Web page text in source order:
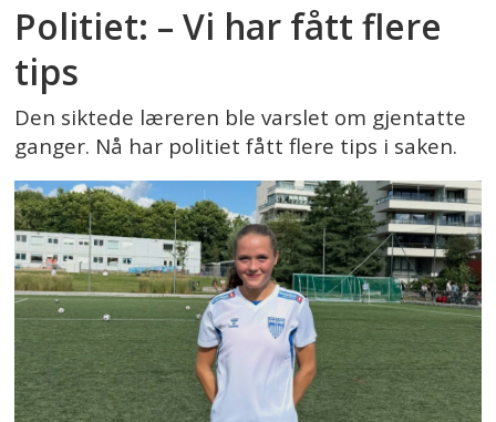
Politiet: – Vi har fått flere
tips
Den siktede læreren ble varslet om gjentatte
ganger. Nå har politiet fått flere tips i saken.